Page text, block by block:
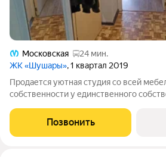
Московская
24 мин.
ЖК «Шушары», 1 квартал 2019
Продается уютная студия со всей
собственности у единственного
двор с парковками вокруг дома. Не
Остановка трамвая
Позвонить